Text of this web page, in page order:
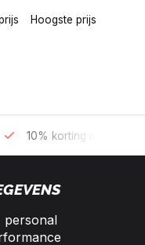
Hoogste prijs
Bereikbaar per
personal